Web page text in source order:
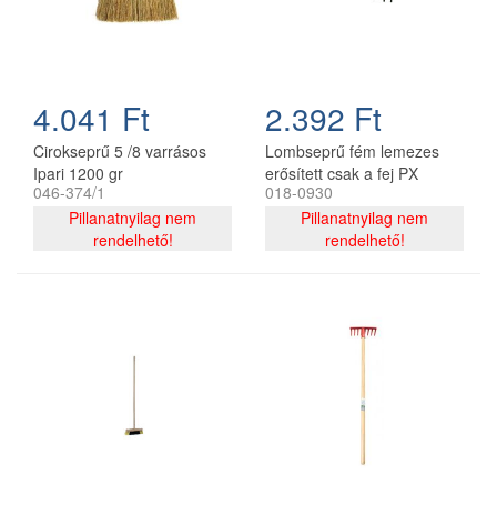
4.041 Ft
Cirokseprű 5 /8 varrásos
Ipari 1200 gr
046-374/1
Pillanatnyilag nem
rendelhető!
2.392 Ft
Lombseprű fém lemezes
erősített csak a fej PX
018-0930
Pillanatnyilag nem
rendelhető!